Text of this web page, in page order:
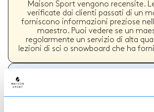
Maison Sport vengono recensite.
verificate dai clienti passati di un
forniscono informazioni preziose
maestro. Puoi vedere se un
regolarmente un servizio di alta
lezioni di sci o snowboard che ha
Come prenotare